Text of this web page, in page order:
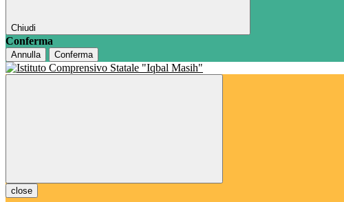
Chiudi
Conferma
Annulla Conferma
close